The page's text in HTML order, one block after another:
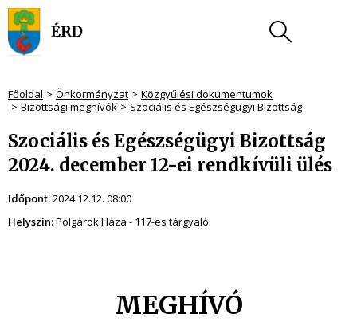
Főoldal Önkormányzat
Közgyűlési dokumentumok
Bizottsági meghívók
Szociális és Egészségügyi Bizottság
Szociális és Egészségügyi Bizottság
2024. december 12-ei rendkívüli ülés
Időpont:2024.12.12. 08:00
Helyszín:Polgárok Háza - 117-es tárgyaló
MEGHÍVÓ